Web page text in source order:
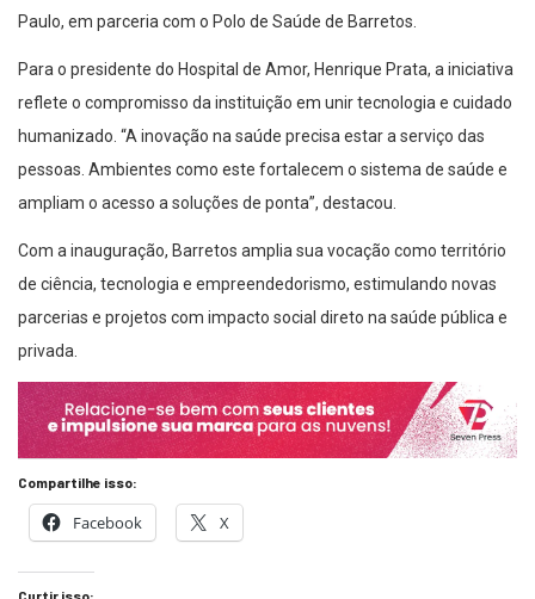
Paulo, em parceria com o Polo de Saúde de Barretos.
Para o presidente do Hospital de Amor, Henrique Prata, a iniciativa
reflete o compromisso da instituição em unir tecnologia e cuidado
humanizado. “A inovação na saúde precisa estar a serviço das
pessoas. Ambientes como este fortalecem o sistema de saúde e
ampliam o acesso a soluções de ponta”, destacou.
Com a inauguração, Barretos amplia sua vocação como território
de ciência, tecnologia e empreendedorismo, estimulando novas
parcerias e projetos com impacto social direto na saúde pública e
privada.
Compartilhe isso:
Facebook X
Curtir isso: